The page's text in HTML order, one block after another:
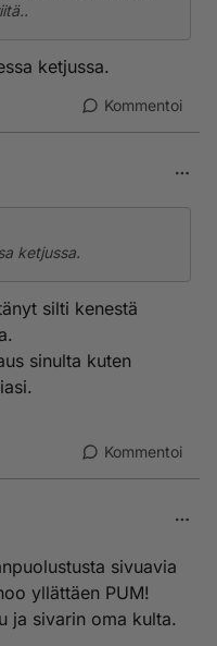
ketjussa.
Kommentoi
ketjussa.
silti kenestä
sinulta kuten
Kommentoi
sivuavia
yllättäen PUM!
ja sivarin oma kulta.